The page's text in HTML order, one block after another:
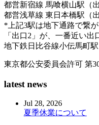
都営新宿線 馬喰横山駅（
都営浅草線 東日本橋駅（
*上記3駅は地下通路で繋
「出口2」が、一番近い出
地下鉄日比谷線小伝馬町
東京都公安委員会許可 第
latest news
Jul 28, 2026
夏季休業について